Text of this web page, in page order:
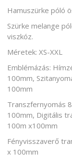
Hamuszürke póló
Szürke melange
viszkóz.
Méretek: XS-XXL
Emblémázás:
100mm,
100mm
Transzfernyomás
100mm, Digitális
100m x100mm
Fényvisszaverő
x 100mm